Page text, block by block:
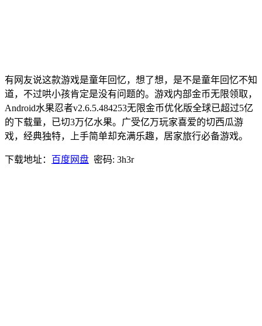
有网友说这款游戏是童年回忆，想了想，是不是童年回忆不知
道，不过哄小孩肯定是没有问题的。游戏内部金币无限领取，
Android水果忍者v2.6.5.484253无限金币优化版全球已超过5亿
的下载量，已切3万亿水果。广受亿万玩家喜爱的切西瓜游
戏，经典独特，上手简单却充满乐趣，居家旅行必备游戏。
下载地址： 百度网盘 密码: 3h3r